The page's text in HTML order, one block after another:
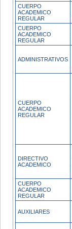
CUERPO
ACADEMICO
REGULAR
CUERPO
ACADEMICO
REGULAR
ADMINISTRATIVOS
CUERPO
ACADEMICO
REGULAR
DIRECTIVO
ACADEMICO
CUERPO
ACADEMICO
REGULAR
AUXILIARES